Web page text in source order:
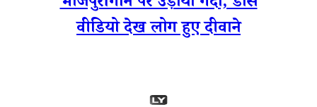
वीडियो देख लोग हुए दीवाने